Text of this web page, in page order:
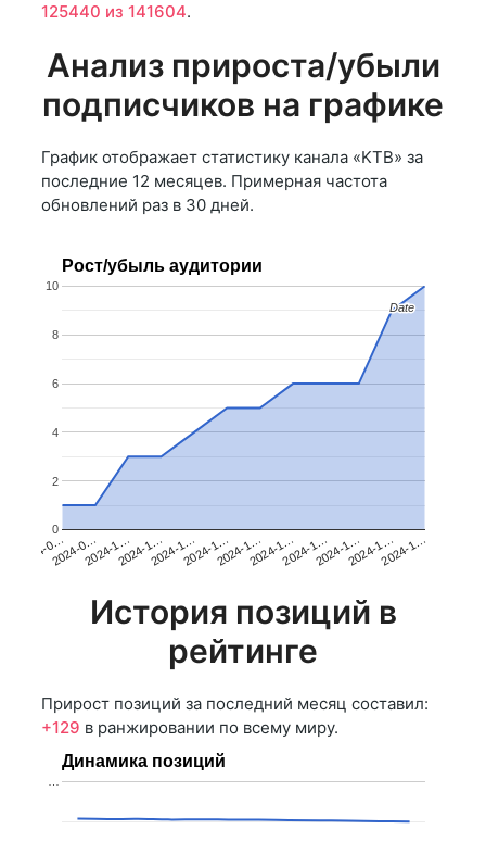
125440 из 141604.
Анализ прироста/убыли
подписчиков на графике
График отображает статистику канала «KTB» за
последние 12 месяцев. Примерная частота
обновлений раз в 30 дней.
Рост/убыль аудитории
2024-0…2024-0…2024-1…2024-1…2024-1…2024-1…2024-1…2024-1…2024-1…2024-1…2024-1…2024-1…
0
2
4
6
8
10
Date
Date
История позиций в
рейтинге
Прирост позиций за последний месяц составил:
+129 в ранжировании по всему миру.
Динамика позиций
…